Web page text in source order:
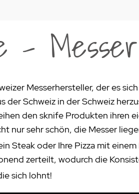
-
Messerhersteller, der es
der Schweiz in der Schweiz
den sknife Produkten ihren
nur sehr schön, die Messer
Steak oder Ihre Pizza mit
zerteilt, wodurch die
sich lohnt!